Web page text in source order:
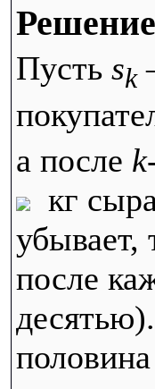
Решение
Пусть sk
а после k
кг
убывает,
после